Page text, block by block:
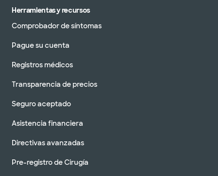
Herramientas y recursos
Comprobador de síntomas
Pague su cuenta
Registros médicos
Transparencia de precios
Seguro aceptado
Asistencia financiera
Directivas avanzadas
Pre-registro de Cirugía